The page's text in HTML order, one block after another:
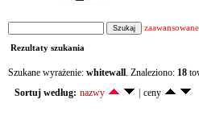
zaawansowane
Rezultaty szukania
Szukane wyrażenie: whitewall. Znaleziono: 18
Sortuj według: nazwy ceny